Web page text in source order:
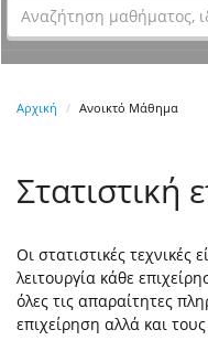
Αρχική Ανοικτό Μάθημα
Στατιστική
Οι στατιστικές τεχνικές
λειτουργία κάθε
όλες τις απαραίτητες
επιχείρηση αλλά και